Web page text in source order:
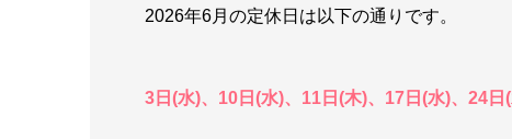
2026年6月の定休日は以下の通りです。
3日(水)、10日(水)、11日(木)、17日(水)、24日